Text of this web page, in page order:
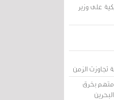
على وزير
تجاوزت الزمن
متهم بخرق